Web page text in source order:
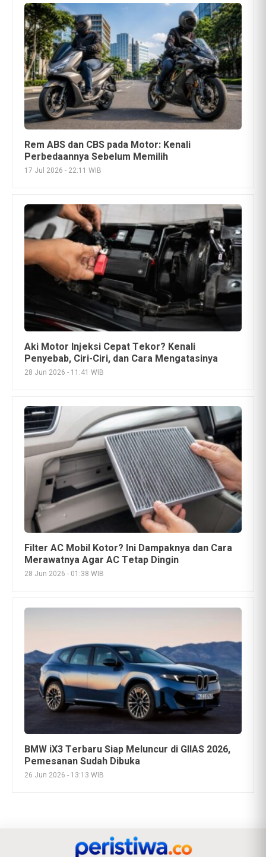
Aki Motor Injeksi Cepat Tekor? Kenali
Penyebab, Ciri-Ciri, dan Cara Mengatasinya
28 Jun 2026 - 11:41 WIB
Filter AC Mobil Kotor? Ini Dampaknya dan Cara
Merawatnya Agar AC Tetap Dingin
28 Jun 2026 - 01:38 WIB
BMW iX3 Terbaru Siap Meluncur di GIIAS 2026,
Pemesanan Sudah Dibuka
26 Jun 2026 - 13:13 WIB
Cara Ganti Oli Mesin Mobil Sendiri di Rumah,
Praktis, Hemat, dan Aman
27 Jul 2026 - 20:08 WIB